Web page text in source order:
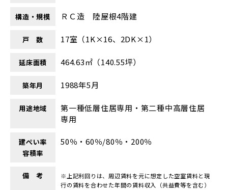
構造・規模 ＲＣ造 陸屋根4階建
戸 数 17室（1K×16、2DK×1）
延床面積 464.63㎡（140.55坪）
築年月 1988年5月
用途地域
第一種低層住居専用・第二種中高層住居
専用
建ぺい率
容積率
50％・60％/80％・200％
備 考
※上記利回りは、周辺賃料を元に想定した空室賃料と現
行の賃料を合わせた年間の賃料収入（共益費等を含む）